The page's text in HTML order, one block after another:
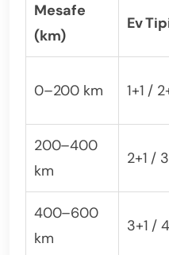
Mesafe
(km)
Ev
0–200 km 1+1 /
200–400
km
2+1 /
400–600
km
3+1 /